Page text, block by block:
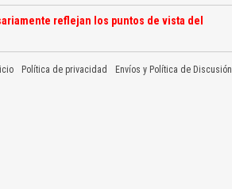
reflejan los puntos de vista del
Política de privacidad Envíos y Política de Discusión